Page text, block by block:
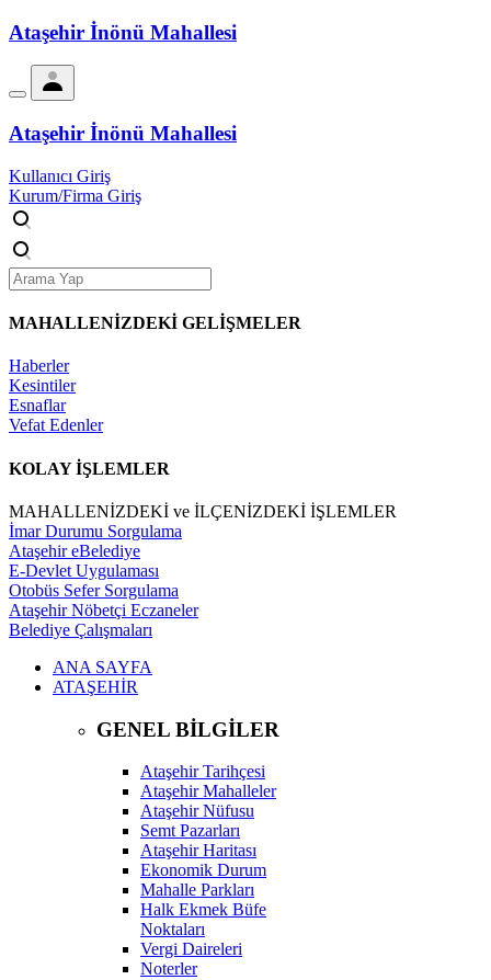
Ataşehir İnönü Mahallesi
Ataşehir İnönü Mahallesi
Kullanıcı Giriş
Kurum/Firma Giriş
MAHALLENİZDEKİ GELİŞMELER
Haberler
Kesintiler
Esnaflar
Vefat Edenler
KOLAY İŞLEMLER
MAHALLENİZDEKİ ve İLÇENİZDEKİ İŞLEMLER
İmar Durumu Sorgulama
Ataşehir eBelediye
E-Devlet Uygulaması
Otobüs Sefer Sorgulama
Ataşehir Nöbetçi Eczaneler
Belediye Çalışmaları
ANA SAYFA
ATAŞEHİR
GENEL BİLGİLER
Ataşehir Tarihçesi
Ataşehir Mahalleler
Ataşehir Nüfusu
Semt Pazarları
Ataşehir Haritası
Ekonomik Durum
Mahalle Parkları
Halk Ekmek Büfe
Noktaları
Vergi Daireleri
Noterler